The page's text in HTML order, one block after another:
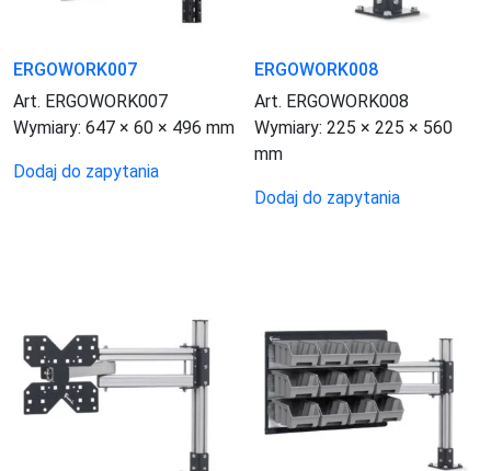
ERGOWORK007
Art. ERGOWORK007
Wymiary: 647 × 60 × 496 mm
Dodaj do zapytania
ERGOWORK008
Art. ERGOWORK008
Wymiary:225 × 225 × 560
mm
Dodaj do zapytania